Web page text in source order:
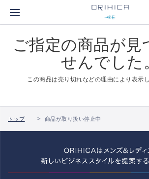
ご指定の商品が見
せんでした
この商品は売り切れなどの理由により表示
トップ 商品が取り扱い停止中